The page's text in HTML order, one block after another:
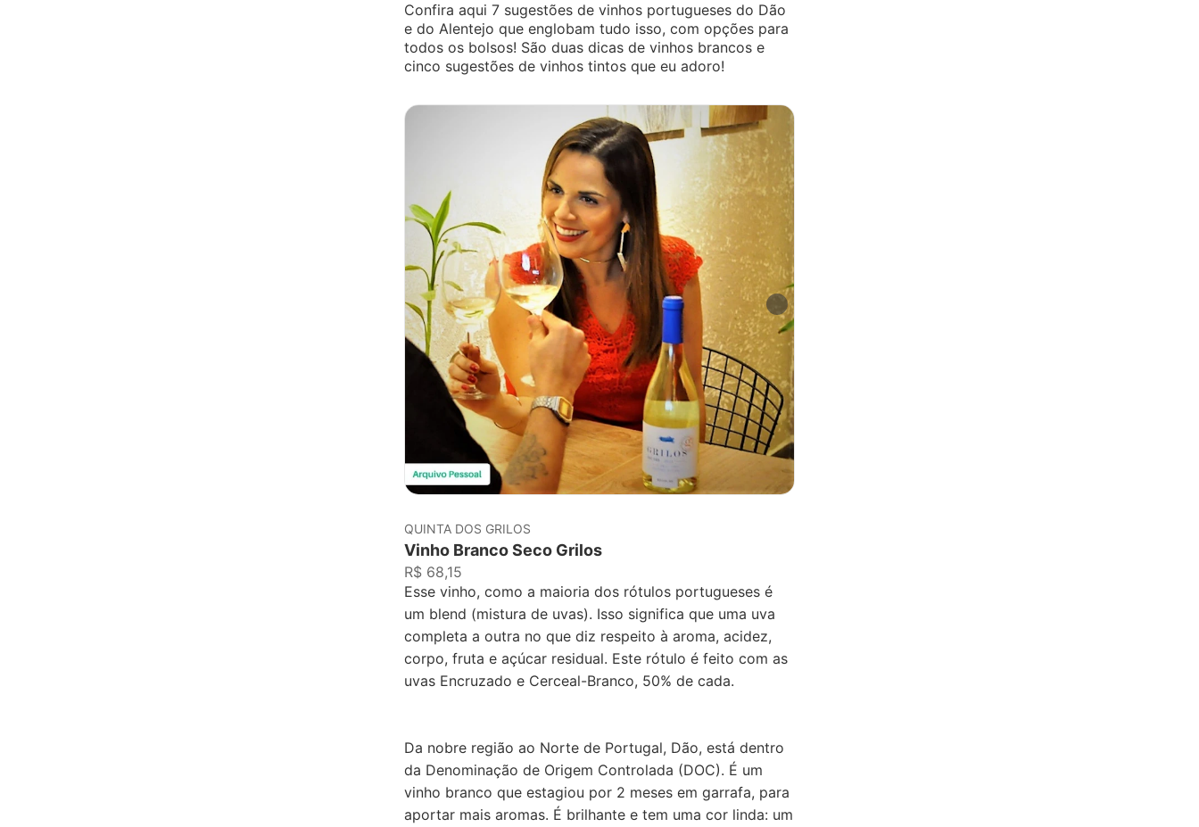
Confira aqui 7 sugestões de vinhos portugueses do Dão
e do Alentejo que englobam tudo isso, com opções para
todos os bolsos! São duas dicas de vinhos brancos e
cinco sugestões de vinhos tintos que eu adoro!
QUINTA DOS GRILOS
Vinho Branco Seco Grilos
R$ 68,15
Esse vinho, como a maioria dos rótulos portugueses é
um blend (mistura de uvas). Isso significa que uma uva
completa a outra no que diz respeito à aroma, acidez,
corpo, fruta e açúcar residual. Este rótulo é feito com as
uvas Encruzado e Cerceal-Branco, 50% de cada.
Da nobre região ao Norte de Portugal, Dão, está dentro
da Denominação de Origem Controlada (DOC). É um
vinho branco que estagiou por 2 meses em garrafa, para
aportar mais aromas. É brilhante e tem uma cor linda: um